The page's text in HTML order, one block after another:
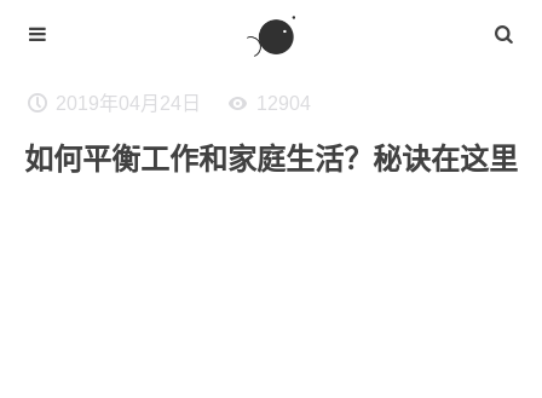
2019年04月24日 12904
如何平衡工作和家庭生活？秘诀在这里